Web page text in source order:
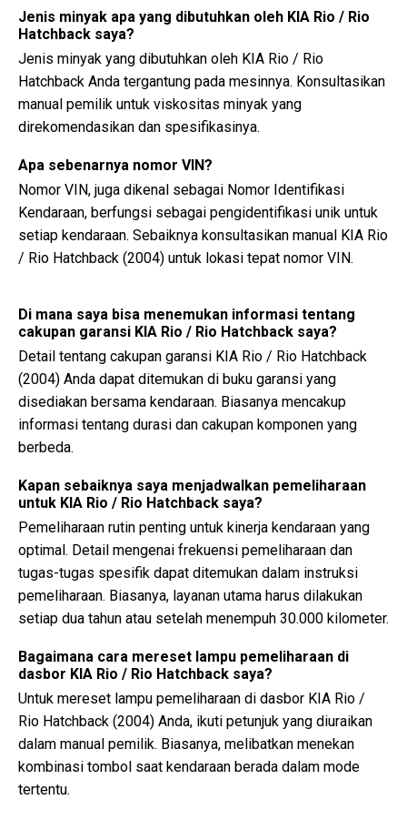
Jenis minyak apa yang dibutuhkan oleh KIA Rio / Rio
Hatchback saya?
Jenis minyak yang dibutuhkan oleh KIA Rio / Rio
Hatchback Anda tergantung pada mesinnya. Konsultasikan
manual pemilik untuk viskositas minyak yang
direkomendasikan dan spesifikasinya.
Apa sebenarnya nomor VIN?
Nomor VIN, juga dikenal sebagai Nomor Identifikasi
Kendaraan, berfungsi sebagai pengidentifikasi unik untuk
setiap kendaraan. Sebaiknya konsultasikan manual KIA Rio
/ Rio Hatchback (2004) untuk lokasi tepat nomor VIN.
Di mana saya bisa menemukan informasi tentang
cakupan garansi KIA Rio / Rio Hatchback saya?
Detail tentang cakupan garansi KIA Rio / Rio Hatchback
(2004) Anda dapat ditemukan di buku garansi yang
disediakan bersama kendaraan. Biasanya mencakup
informasi tentang durasi dan cakupan komponen yang
berbeda.
Kapan sebaiknya saya menjadwalkan pemeliharaan
untuk KIA Rio / Rio Hatchback saya?
Pemeliharaan rutin penting untuk kinerja kendaraan yang
optimal. Detail mengenai frekuensi pemeliharaan dan
tugas-tugas spesifik dapat ditemukan dalam instruksi
pemeliharaan. Biasanya, layanan utama harus dilakukan
setiap dua tahun atau setelah menempuh 30.000 kilometer.
Bagaimana cara mereset lampu pemeliharaan di
dasbor KIA Rio / Rio Hatchback saya?
Untuk mereset lampu pemeliharaan di dasbor KIA Rio /
Rio Hatchback (2004) Anda, ikuti petunjuk yang diuraikan
dalam manual pemilik. Biasanya, melibatkan menekan
kombinasi tombol saat kendaraan berada dalam mode
tertentu.